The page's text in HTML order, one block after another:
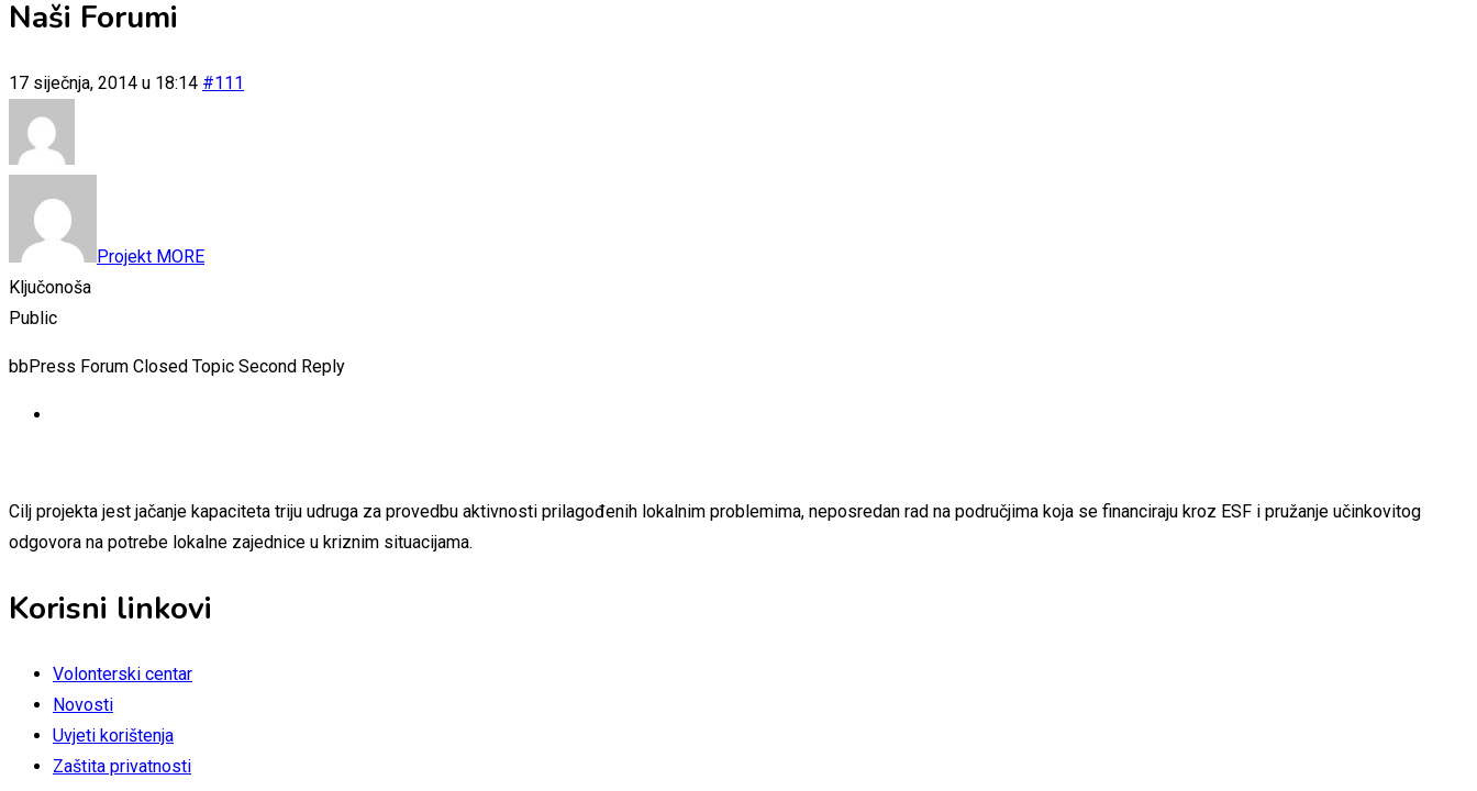
Naši Forumi
17 siječnja, 2014 u 18:14 #111
Projekt MORE
Ključonoša
Public
bbPress Forum Closed Topic Second Reply
Cilj projekta jest jačanje kapaciteta triju udruga za provedbu aktivnosti prilagođenih lokalnim problemima, neposredan rad na područjima koja se financiraju kroz ESF i pružanje učinkovitog
odgovora na potrebe lokalne zajednice u kriznim situacijama.
Korisni linkovi
Volonterski centar
Novosti
Uvjeti korištenja
Zaštita privatnosti